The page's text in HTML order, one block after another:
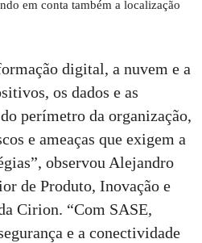
em conta também a localização
digital, a nuvem e a
os dados e as
perímetro da organização,
e ameaças que exigem a
observou Alejandro
de Produto, Inovação e
Cirion. “Com SASE,
e a conectividade